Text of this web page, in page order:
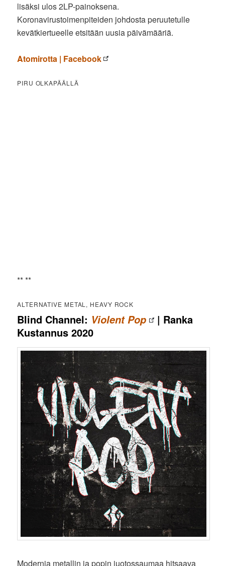
lisäksi ulos 2LP-painoksena.
Koronavirustoimenpiteiden johdosta peruutetulle
kevätkiertueelle etsitään uusia päivämääriä.
Atomirotta | Facebook
PIRU OLKAPÄÄLLÄ
** **
ALTERNATIVE METAL, HEAVY ROCK
Blind Channel: Violent Pop
| Ranka
Kustannus 2020
Modernia metallin ja popin juotossaumaa hitsaava